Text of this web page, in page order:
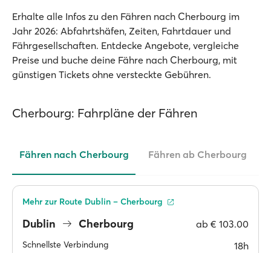
Erhalte alle Infos zu den Fähren nach Cherbourg im
Jahr 2026: Abfahrtshäfen, Zeiten, Fahrtdauer und
Fährgesellschaften. Entdecke Angebote, vergleiche
Preise und buche deine Fähre nach Cherbourg, mit
günstigen Tickets ohne versteckte Gebühren.
Cherbourg: Fahrpläne der Fähren
Fähren nach Cherbourg Fähren ab Cherbourg
Dublin Cherbourg ab € 103.00
Schnellste Verbindung 18h
Mehr zur Route Dublin – Cherbourg